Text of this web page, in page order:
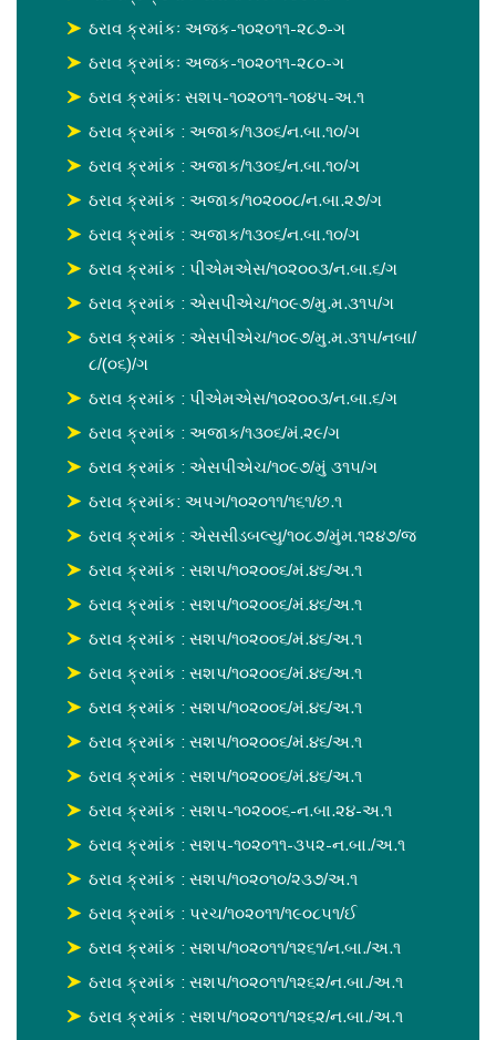
ઠરાવ ક્રમાંકઃ અજક-૧૦૨૦૧૧-૨૮૭-ગ
ઠરાવ ક્રમાંકઃ અજક-૧૦૨૦૧૧-૨૮૦-ગ
ઠરાવ ક્રમાંકઃ સશપ-૧૦૨૦૧૧-૧૦૪૫-અ.૧
ઠરાવ ક્રમાંક : અજાક/૧૩૦૬/ન.બા.૧૦/ગ
ઠરાવ ક્રમાંક : અજાક/૧૩૦૬/ન.બા.૧૦/ગ
ઠરાવ ક્રમાંક : અજાક/૧૦૨૦૦૮/ન.બા.૨૭/ગ
ઠરાવ ક્રમાંક : અજાક/૧૩૦૬/ન.બા.૧૦/ગ
ઠરાવ ક્રમાંક : પીએમએસ/૧૦૨૦૦૩/ન.બા.૬/ગ
ઠરાવ ક્રમાંક : એસપીએચ/૧૦૯૭/મુ.મ.૩૧૫/ગ
ઠરાવ ક્રમાંક : એસપીએચ/૧૦૯૭/મુ.મ.૩૧૫/નબા/
૮/(૦૬)/ગ
ઠરાવ ક્રમાંક : પીએમએસ/૧૦૨૦૦૩/ન.બા.૬/ગ
ઠરાવ ક્રમાંક : અજાક/૧૩૦૬/મં.૨૯/ગ
ઠરાવ ક્રમાંક : એસપીએચ/૧૦૯૭/મું ૩૧૫/ગ
ઠરાવ ક્રમાંક: અપગ/૧૦૨૦૧૧/૧૬૧/છ.૧
ઠરાવ ક્રમાંક : એસસીડબલ્યુ/૧૦૮૭/મુંમ.૧૨૪૭/જ
ઠરાવ ક્રમાંક : સશપ/૧૦૨૦૦૬/મં.૪૬/અ.૧
ઠરાવ ક્રમાંક : સશપ/૧૦૨૦૦૬/મં.૪૬/અ.૧
ઠરાવ ક્રમાંક : સશપ/૧૦૨૦૦૬/મં.૪૬/અ.૧
ઠરાવ ક્રમાંક : સશપ/૧૦૨૦૦૬/મં.૪૬/અ.૧
ઠરાવ ક્રમાંક : સશપ/૧૦૨૦૦૬/મં.૪૬/અ.૧
ઠરાવ ક્રમાંક : સશપ/૧૦૨૦૦૬/મં.૪૬/અ.૧
ઠરાવ ક્રમાંક : સશપ/૧૦૨૦૦૬/મં.૪૬/અ.૧
ઠરાવ ક્રમાંક : સશપ-૧૦૨૦૦૬-ન.બા.૨૪-અ.૧
ઠરાવ ક્રમાંક : સશપ-૧૦૨૦૧૧-૩૫૨-ન.બા./અ.૧
ઠરાવ ક્રમાંક : સશપ/૧૦૨૦૧૦/૨૩૭/અ.૧
ઠરાવ ક્રમાંક : પરચ/૧૦૨૦૧૧/૧૯૦૮૫૧/ઈ
ઠરાવ ક્રમાંક : સશપ/૧૦૨૦૧૧/૧૨૬૧/ન.બા./અ.૧
ઠરાવ ક્રમાંક : સશપ/૧૦૨૦૧૧/૧૨૬૨/ન.બા./અ.૧
ઠરાવ ક્રમાંક : સશપ/૧૦૨૦૧૧/૧૨૬૨/ન.બા./અ.૧